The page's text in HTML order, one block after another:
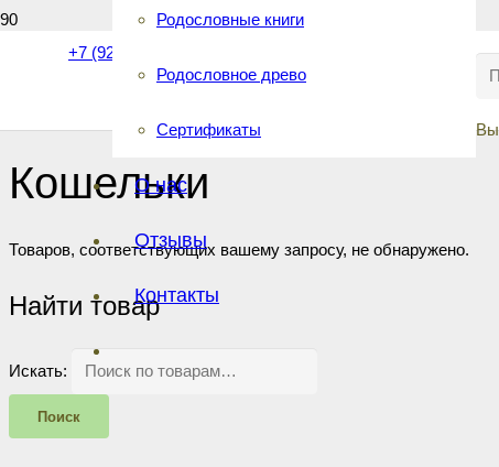
+7 (921) 40-40-555
Родословные книги
Родословное древо
Сертификаты
О нас
Отзывы
Контакты
Кошельки
Товаров, соответствующих вашему запросу, не обнаружено.
Найти товар
Искать:
Поиск